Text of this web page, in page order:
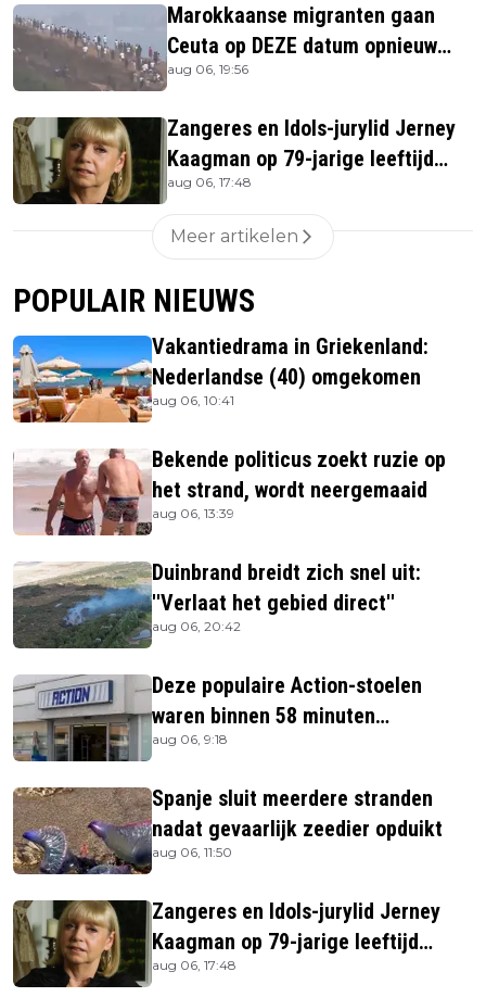
Marokkaanse migranten gaan
Ceuta op DEZE datum opnieuw
bestormen
aug 06, 19:56
Zangeres en Idols-jurylid Jerney
Kaagman op 79-jarige leeftijd
overleden
aug 06, 17:48
Meer artikelen
POPULAIR NIEUWS
Vakantiedrama in Griekenland:
Nederlandse (40) omgekomen
aug 06, 10:41
Bekende politicus zoekt ruzie op
het strand, wordt neergemaaid
aug 06, 13:39
Duinbrand breidt zich snel uit:
''Verlaat het gebied direct''
aug 06, 20:42
Deze populaire Action-stoelen
waren binnen 58 minuten
uitverkocht zijn vandaag weer te
aug 06, 9:18
Spanje sluit meerdere stranden
nadat gevaarlijk zeedier opduikt
aug 06, 11:50
Zangeres en Idols-jurylid Jerney
Kaagman op 79-jarige leeftijd
overleden
aug 06, 17:48